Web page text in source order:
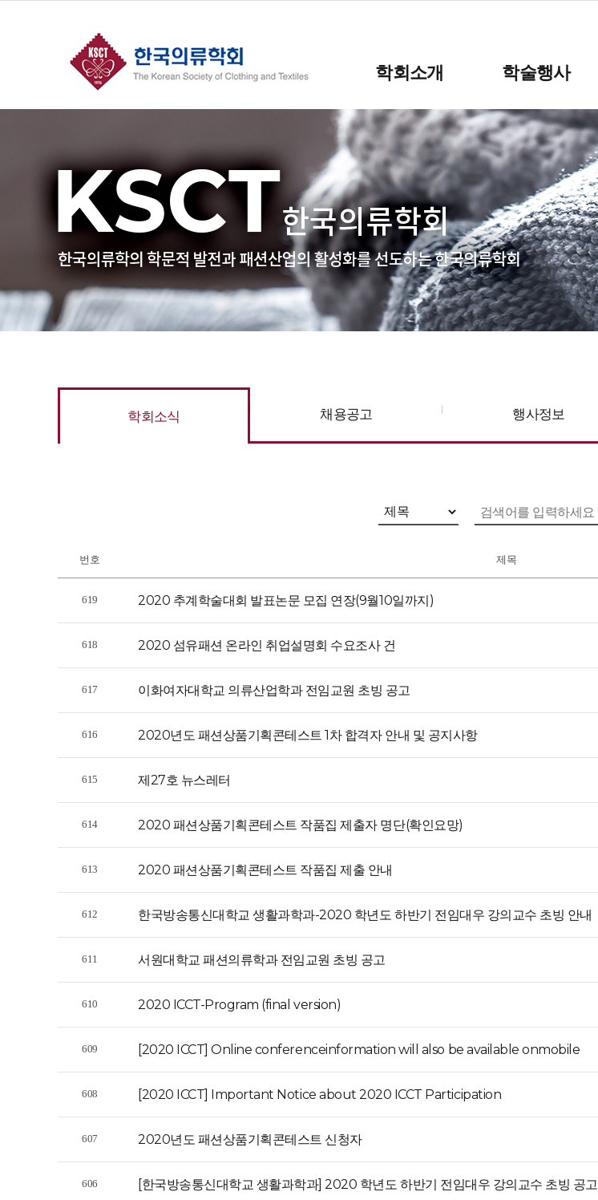
학회소개 학술행사
학회소식 채용공고 행사정보
번호 제목
619 2020 추계학술대회 발표논문 모집 연장(9월10일까지)
618 2020 섬유패션 온라인 취업설명회 수요조사 건
617 이화여자대학교 의류산업학과 전임교원 초빙 공고
616 2020년도 패션상품기획콘테스트 1차 합격자 안내 및 공지사항
615 제27호 뉴스레터
614 2020 패션상품기획콘테스트 작품집 제출자 명단(확인요망)
613 2020 패션상품기획콘테스트 작품집 제출 안내
612 한국방송통신대학교 생활과학과-2020 학년도 하반기 전임대우 강의교수 초빙 안내
611 서원대학교 패션의류학과 전임교원 초빙 공고
610 2020 ICCT-Program (final version)
609 [2020 ICCT] Online conferenceinformation will also be available onmobile
608 [2020 ICCT] Important Notice about 2020 ICCT Participation
607 2020년도 패션상품기획콘테스트 신청자
606 [한국방송통신대학교 생활과학과] 2020 학년도 하반기 전임대우 강의교수 초빙 공고